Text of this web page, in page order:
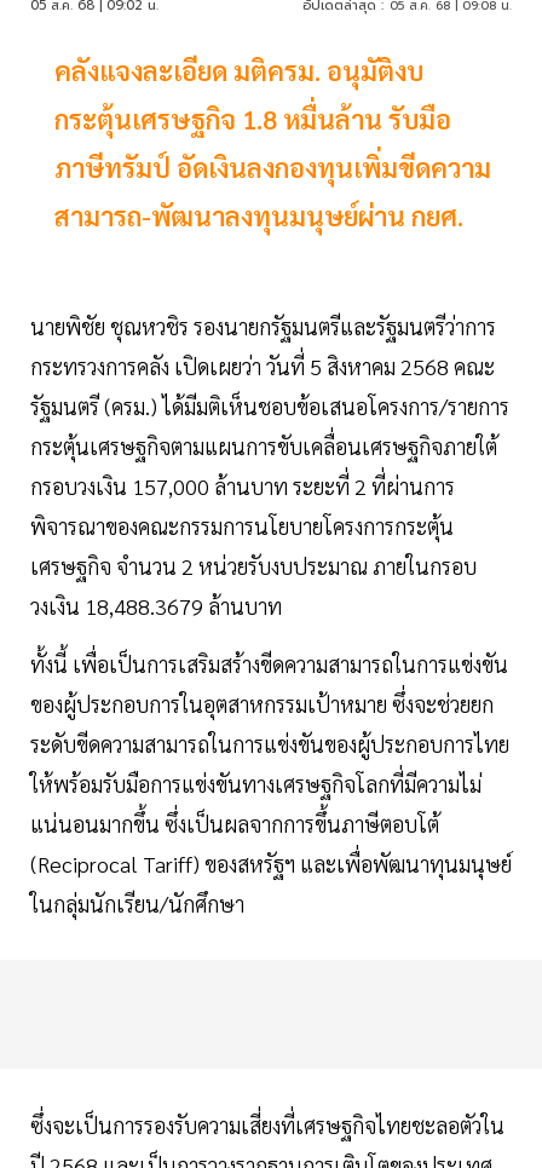
05 ส.ค. 68 | 09:02 น. อัปเดตล่าสุด : 05 ส.ค. 68 | 09:08 น.
คลังแจงละเอียด มติครม. อนุมัติงบ
กระตุ้นเศรษฐกิจ 1.8 หมื่นล้าน รับมือ
ภาษีทรัมป์ อัดเงินลงกองทุนเพิ่มขีดความ
สามารถ-พัฒนาลงทุนมนุษย์ผ่าน กยศ.
นายพิชัย ชุณหวชิร รองนายกรัฐมนตรีและรัฐมนตรีว่าการ
กระทรวงการคลัง เปิดเผยว่า วันที่ 5 สิงหาคม 2568 คณะ
รัฐมนตรี (ครม.) ได้มีมติเห็นชอบข้อเสนอโครงการ/รายการ
กระตุ้นเศรษฐกิจตามแผนการขับเคลื่อนเศรษฐกิจภายใต้
กรอบวงเงิน 157,000 ล้านบาท ระยะที่ 2 ที่ผ่านการ
พิจารณาของคณะกรรมการนโยบายโครงการกระตุ้น
เศรษฐกิจ จำนวน 2 หน่วยรับงบประมาณ ภายในกรอบ
วงเงิน 18,488.3679 ล้านบาท
ทั้งนี้ เพื่อเป็นการเสริมสร้างขีดความสามารถในการแข่งขัน
ของผู้ประกอบการในอุตสาหกรรมเป้าหมาย ซึ่งจะช่วยยก
ระดับขีดความสามารถในการแข่งขันของผู้ประกอบการไทย
ให้พร้อมรับมือการแข่งขันทางเศรษฐกิจโลกที่มีความไม่
แน่นอนมากขึ้น ซึ่งเป็นผลจากการขึ้นภาษีตอบโต้
(Reciprocal Tariff) ของสหรัฐฯ และเพื่อพัฒนาทุนมนุษย์
ในกลุ่มนักเรียน/นักศึกษา
ซึ่งจะเป็นการรองรับความเสี่ยงที่เศรษฐกิจไทยชะลอตัวใน